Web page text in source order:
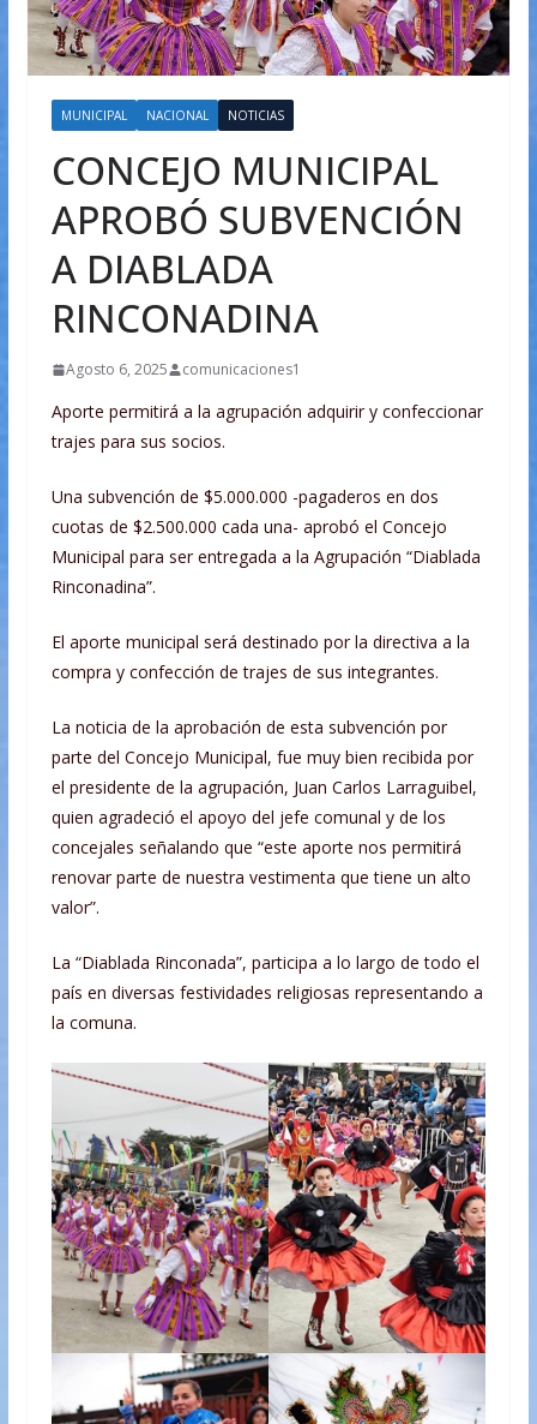
MUNICIPAL NACIONAL NOTICIAS
CONCEJO MUNICIPAL
APROBÓ SUBVENCIÓN
A DIABLADA
RINCONADINA
Agosto 6, 2025 comunicaciones1
Aporte permitirá a la agrupación adquirir y confeccionar
trajes para sus socios.
Una subvención de $5.000.000 -pagaderos en dos
cuotas de $2.500.000 cada una- aprobó el Concejo
Municipal para ser entregada a la Agrupación “Diablada
Rinconadina”.
El aporte municipal será destinado por la directiva a la
compra y confección de trajes de sus integrantes.
La noticia de la aprobación de esta subvención por
parte del Concejo Municipal, fue muy bien recibida por
el presidente de la agrupación, Juan Carlos Larraguibel,
quien agradeció el apoyo del jefe comunal y de los
concejales señalando que “este aporte nos permitirá
renovar parte de nuestra vestimenta que tiene un alto
valor”.
La “Diablada Rinconada”, participa a lo largo de todo el
país en diversas festividades religiosas representando a
la comuna.